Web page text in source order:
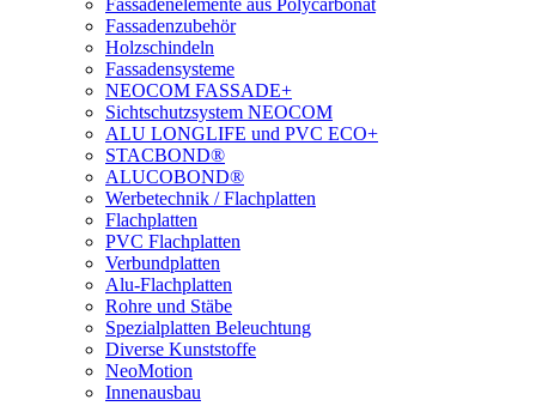
Fassadenzubehör
Holzschindeln
Fassadensysteme
NEOCOM FASSADE+
Sichtschutzsystem NEOCOM
ALU LONGLIFE und PVC ECO+
STACBOND®
ALUCOBOND®
Werbetechnik / Flachplatten
Flachplatten
PVC Flachplatten
Verbundplatten
Alu-Flachplatten
Rohre und Stäbe
Spezialplatten Beleuchtung
Diverse Kunststoffe
NeoMotion
Innenausbau